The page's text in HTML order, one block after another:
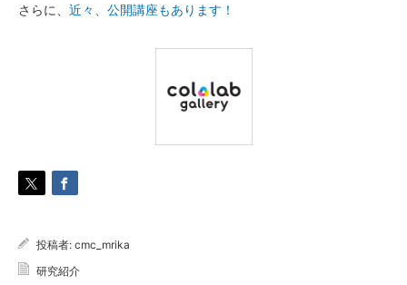
さらに、 近々、公開講座もあります！
投稿者: cmc_mrika
研究紹介